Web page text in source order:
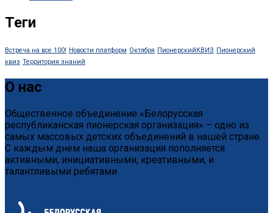
Теги
Встреча на все 100! Новости платформ Октября ПионерскийКВИЗ Пионерский
квиз Территория знаний
О нас
Общественное объединение «Белорусская
республиканская пионерская организация» – одно из
самых массовых детских объединений в нашей стране.
С каждым днем наша организация пополняется
активными, инициативными, креативными, и
талантливыми ребятами